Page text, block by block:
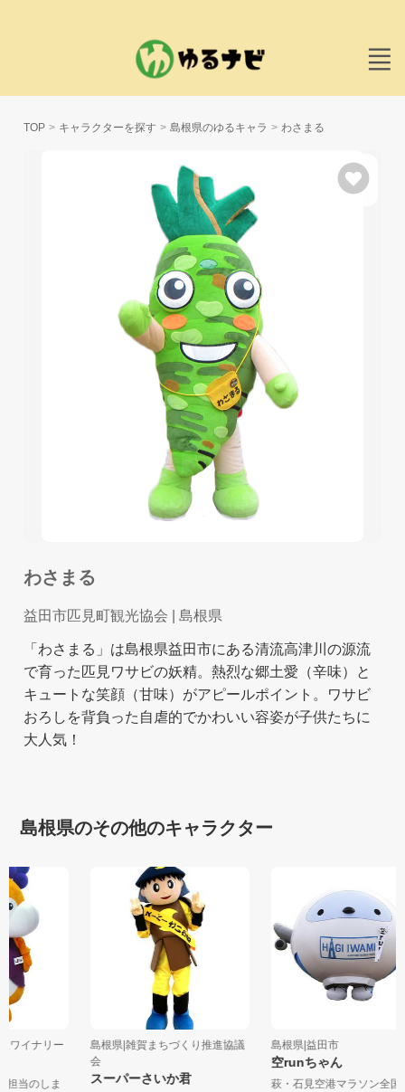
TOP キャラクターを探す 島根県のゆるキャラ わさまる
わさまる
益田市匹見町観光協会 | 島根県
「わさまる」は島根県益田市にある清流高津川の源流
で育った匹見ワサビの妖精。熱烈な郷土愛（辛味）と
キュートな笑顔（甘味）がアピールポイント。ワサビ
おろしを背負った自虐的でかわいい容姿が子供たちに
大人気！
島根県のその他のキャラクター
ワイナリー
担当のしま
島根県|雑賀まちづくり推進協議
会
スーパーさいか君
島根県|益田市
空runちゃん
萩・石見空港マラソン全